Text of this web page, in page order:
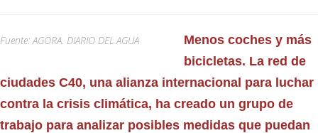
Fuente: AGORA. DIARIO DEL AGUA
Menos coches y más
bicicletas. La red de
ciudades C40, una alianza internacional para luchar
contra la crisis climática, ha creado un grupo de
trabajo para analizar posibles medidas que puedan